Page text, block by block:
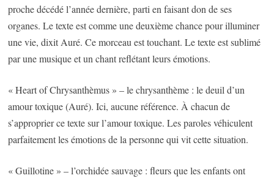
proche décédé l’année dernière, parti en faisant don de ses
organes. Le texte est comme une deuxième chance pour illuminer
une vie, dixit Auré. Ce morceau est touchant. Le texte est sublimé
par une musique et un chant reflétant leurs émotions.
« Heart of Chrysanthèmus » – le chrysanthème : le deuil d’un
amour toxique (Auré). Ici, aucune référence. À chacun de
s’approprier ce texte sur l’amour toxique. Les paroles véhiculent
parfaitement les émotions de la personne qui vit cette situation.
« Guillotine » – l’orchidée sauvage : fleurs que les enfants ont